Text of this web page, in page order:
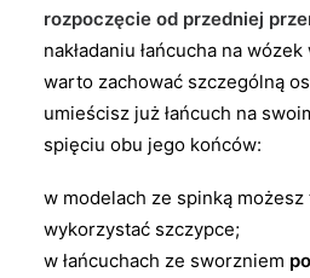
rozpoczęcie od przedniej
nakładaniu łańcucha na
warto zachować szczególną
umieścisz już łańcuch na
spięciu obu jego końców:
w modelach ze spinką
wykorzystać szczypce;
w łańcuchach ze sworzniem